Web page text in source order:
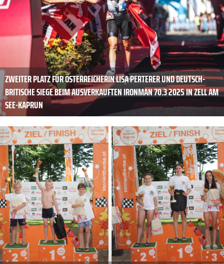
ZWEITER PLATZ FÜR ÖSTERREICHERIN LISA PERTERER UND DEUTSCH-
BRITISCHE SIEGE BEIM AUSVERKAUFTEN IRONMAN 70.3 2025 IN ZELL AM
SEE-KAPRUN